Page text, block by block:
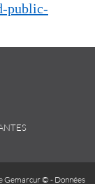
public-
Gemarcur © - Données